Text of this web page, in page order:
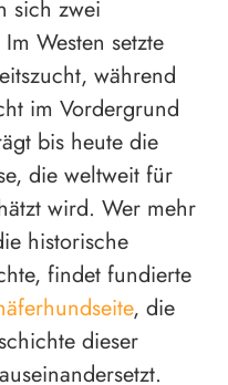
sich zwei
Westen setzte
während
im Vordergrund
bis heute die
die weltweit für
wird. Wer mehr
historische
findet fundierte
, die
dieser